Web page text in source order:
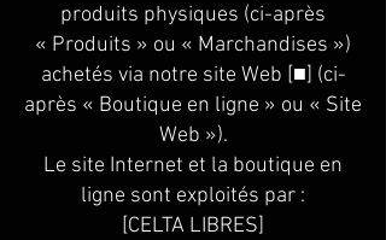
produits physiques (ci-après
« Produits » ou « Marchandises »)
achetés via notre site Web [■] (ci-
après « Boutique en ligne » ou « Site
Web »).
Le site Internet et la boutique en
ligne sont exploités par :
[CELTA LIBRES]